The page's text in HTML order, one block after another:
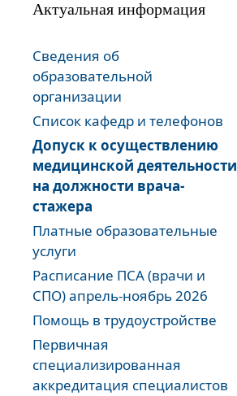
Актуальная информация
Сведения об
образовательной
организации
Список кафедр и телефонов
Допуск к осуществлению
медицинской деятельности
на должности врача-
стажера
Платные образовательные
услуги
Расписание ПСА (врачи и
СПО) апрель-ноябрь 2026
Помощь в трудоустройстве
Первичная
специализированная
аккредитация специалистов